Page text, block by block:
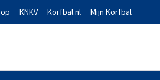
KNKV Korfbal.nl Mijn Korfbal